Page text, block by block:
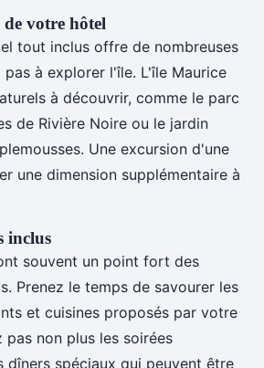
votre hôtel
tout inclus offre de nombreuses
à explorer l'île. L'île Maurice
à découvrir, comme le parc
de Rivière Noire ou le jardin
Une excursion d'une
une dimension supplémentaire à
inclus
souvent un point fort des
Prenez le temps de savourer les
et cuisines proposés par votre
pas non plus les soirées
dîners spéciaux qui peuvent être